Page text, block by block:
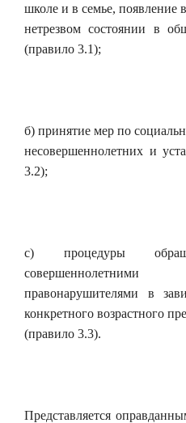
школе и в семье, появление в
нетрезвом состоянии в
(правило 3.1);
б) принятие мер по
несовершеннолетних и
3.2);
с) процедуры
совершеннолетними
правонарушителями в
конкретного возрастного
(правило 3.3).
Представляется